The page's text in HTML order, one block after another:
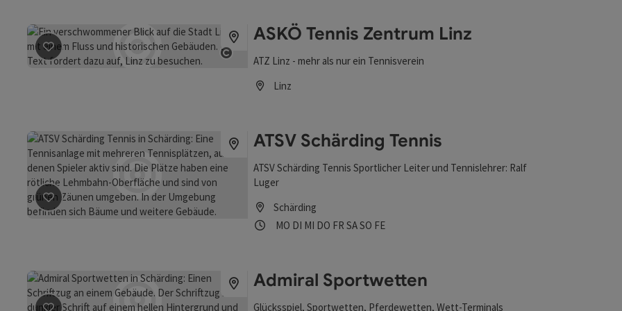
Bewegungscenter.
Copyright öffnen
Beitrag merken : ASKÖ Tennis Zentrum Linz
ASKÖ Tennis Zentrum Linz
ATZ Linz - mehr als nur ein Tennisverein
Linz
Beitrag merken: ATSV Schärding Tennis
ATSV Schärding Tennis
ATSV Schärding Tennis Sportlicher Leiter und Tennislehrer: Ralf
Luger
Schärding
Öffnungszeiten
MO Montag geöffnet
DI Dienstag geöffnet
MI Mittwoch geöffnet
DO Donnerstag geöffnet
FR Freitag geöffnet
SASamstag geöffnet
SO Sonntag geöffnet
FEFeiertag geöffnet
Admiral Sportwetten
Glücksspiel, Sportwetten, Pferdewetten, Wett-Terminals